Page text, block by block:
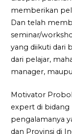
memberikan
Dan telah
seminar/
yang diikuti dari
dari pelajar,
manager,
Motivator
expert di bidang
pengalamanya
dan Provinsi di